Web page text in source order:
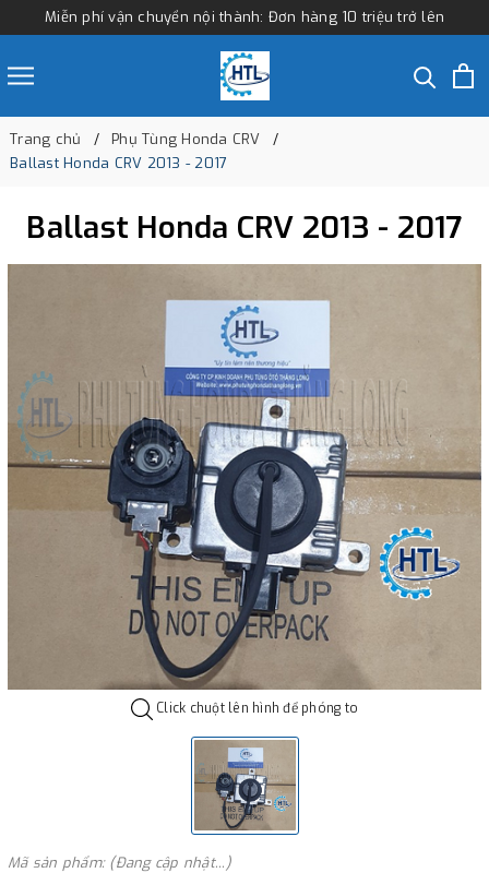
Miễn phí vận chuyển nội thành: Đơn hàng 10 triệu trở lên
Trang chủ
Phụ Tùng Honda CRV
Ballast Honda CRV 2013 - 2017
Ballast Honda CRV 2013 - 2017
Click chuột lên hình để phóng to
Mã sản phẩm: (Đang cập nhật...)